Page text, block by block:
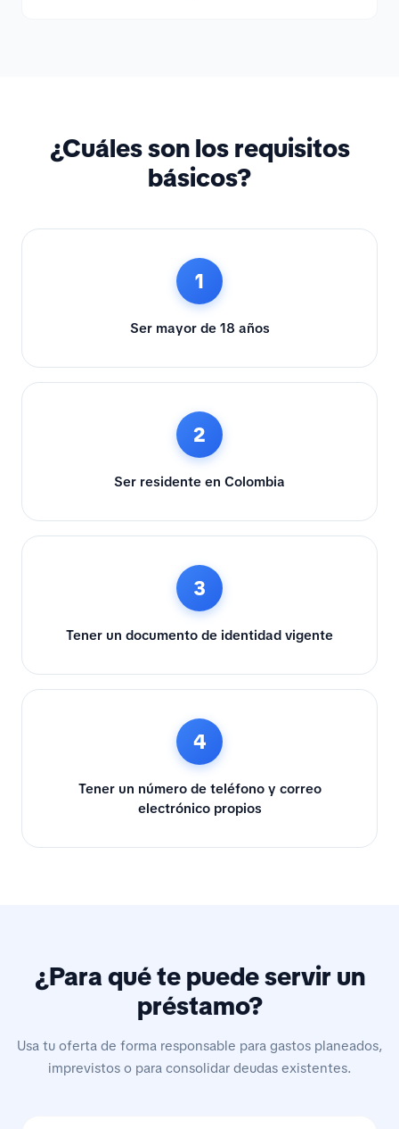
¿Cuáles son los requisitos
básicos?
1
Ser mayor de 18 años
2
Ser residente en Colombia
3
Tener un documento de identidad vigente
4
Tener un número de teléfono y correo
electrónico propios
¿Para qué te puede servir un
préstamo?
Usa tu oferta de forma responsable para gastos planeados,
imprevistos o para consolidar deudas existentes.